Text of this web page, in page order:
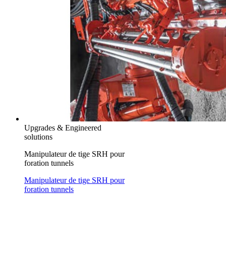
Upgrades & Engineered
solutions
Manipulateur de tige SRH pour
foration tunnels
Manipulateur de tige SRH pour
foration tunnels